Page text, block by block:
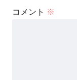
コメント ※